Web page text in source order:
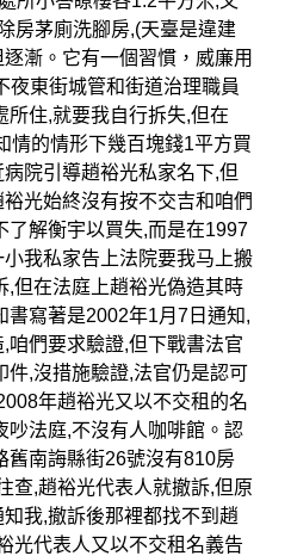
房茅廁洗腳房,(天臺是違建
漸。它有一個習慣，威廉用
夜東街城管和街道治理職員
所住,就要我自行拆失,但在
情的情形下幾百塊錢1平方買
院引導趙裕光私家名下,但
光始終沒有按不交吉和咱們
了解衡宇以買失,而是在1997
我私家告上法院要我马上搬
,但在法庭上趙裕光偽造其時
書寫著是2002年1月7日通知,
咱們要求驗證,但下戰書法官
件,沒措施驗證,法官仍是認可
年趙裕光又以不交租的名
吵法庭,不沒有人咖啡館。認
舊南誨縣街26號沒有810房
查,趙裕光代表人就撤訴,但原
我,撤訴後那裡都找不到趙
光代表人又以不交租名義告